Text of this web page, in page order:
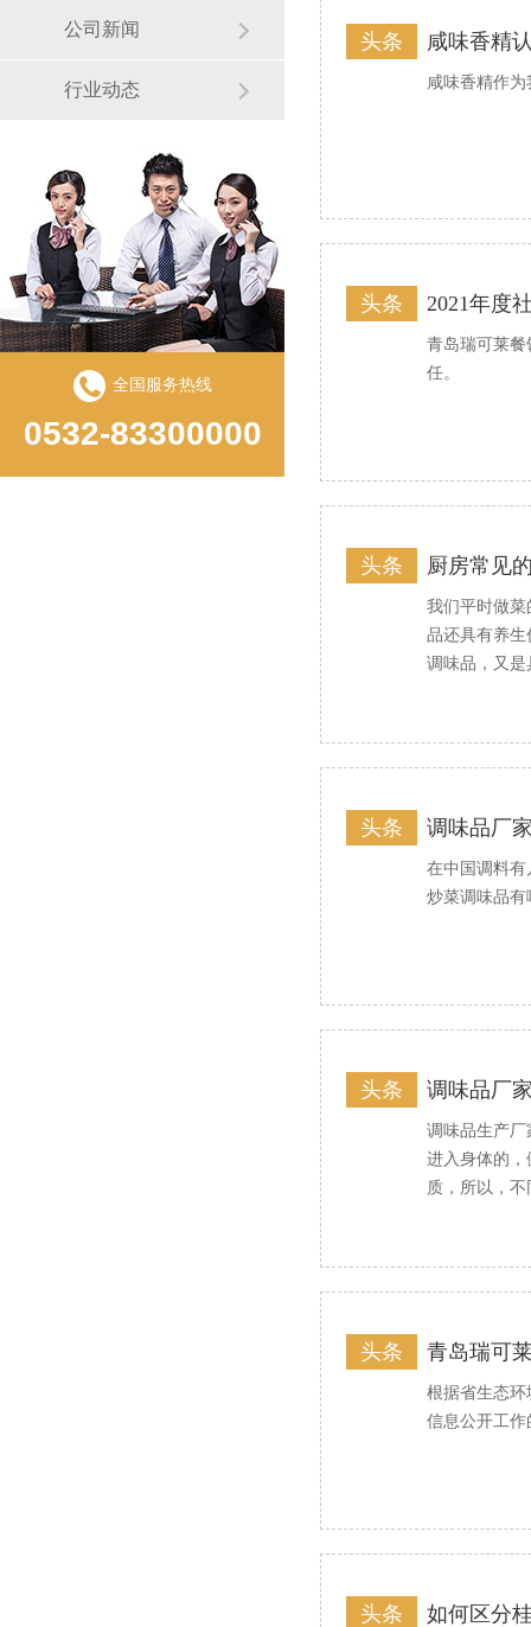
公司新闻
行业动态
全国服务热线
0532-83300000
咸味香精
头条
咸味香精作
2021年度
头条
青岛瑞可莱
任。
厨房常见
头条
我们平时做
品还具有养生
调味品，又
调味品厂
头条
在中国调料
炒菜调味品
调味品厂
头条
调味品生产
进入身体的
质，所以，
青岛瑞可
头条
根据省生态
信息公开工
如何区分
头条